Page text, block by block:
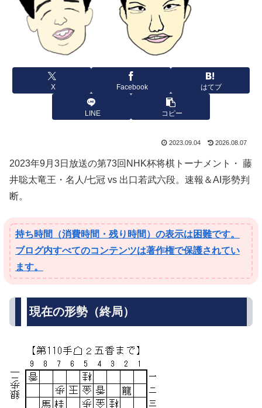
X Facebook はてブ
LINE コピー
2023.09.04 2026.08.07
2023年9月3日放送の第73回NHK杯将棋トーナメント・ 藤
井聡太竜王・名人/七冠 vs 出口若武六段。速報＆AI形勢判
断。
持ち時間（消費時間・残り時間）の表示は困難です。
ブログ内すべてのコンテンツは著作権で保護されてい
ます。
現在の形勢（終局）